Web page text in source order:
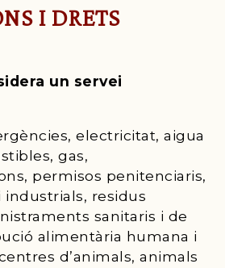
I DRETS
un servei
electricitat, aigua
gas,
permisos penitenciaris,
industrials, residus
sanitaris i de
alimentària humana i
d’animals, animals